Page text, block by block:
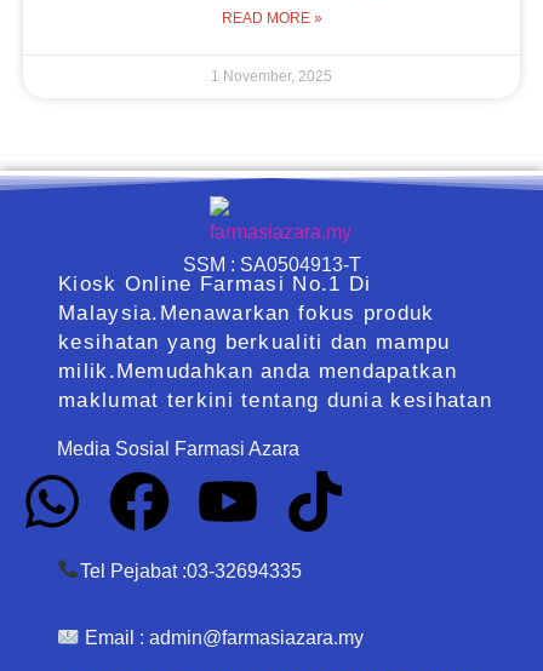
READ MORE »
1 November, 2025
SSM : SA0504913-T
Kiosk Online Farmasi No.1 Di
Malaysia.Menawarkan fokus produk
kesihatan yang berkualiti dan mampu
milik.Memudahkan anda mendapatkan
maklumat terkini tentang dunia kesihatan
Media Sosial Farmasi Azara
Whatsapp
Facebook
Youtube
Tiktok
Tel Pejabat :03-32694335
Email : admin@farmasiazara.my